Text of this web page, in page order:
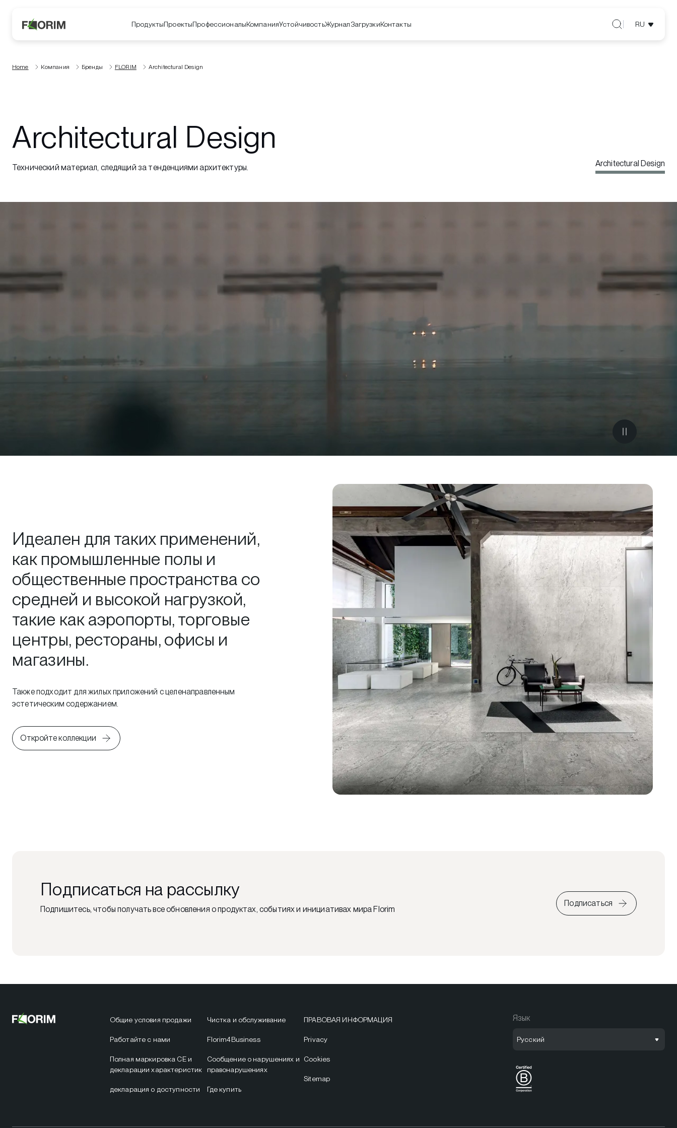
ПродуктыПроектыПрофессионалыКомпанияУстойчивостьЖурналЗагрузкиКонтакты RU
Home Компания Бренды FLORIM Architectural Design
Architectural Design
Технический материал, следящий за тенденциями архитектуры. Architectural Design
Идеален для таких применений,
как промышленные полы и
общественные пространства со
средней и высокой нагрузкой,
такие как аэропорты, торговые
центры, рестораны, офисы и
магазины.
Также подходит для жилых приложений с целенаправленным
эстетическим содержанием.
Откройте коллекции
Подписаться на рассылку
Подпишитесь, чтобы получать все обновления о продуктах, событиях и инициативах мира Florim
Подписаться
Общие условия продажи
Работайте с нами
Полная маркировка CE и
декларации характеристик
декларация о доступности
Чистка и обслуживание
Florim4Business
Сообщение о нарушениях и
правонарушениях
Где купить
ПРАВОВАЯ ИНФОРМАЦИЯ
Privacy
Cookies
Sitemap
Язык
Русский